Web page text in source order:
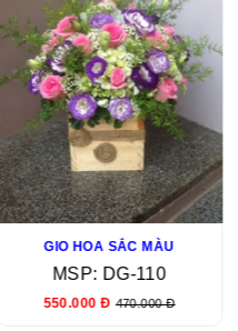
GIO HOA SẮC MÀU
MSP: DG-110
550.000 Đ 470.000 Đ